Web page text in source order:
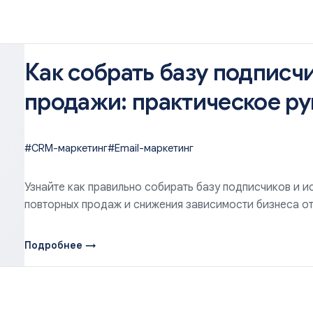
Как собрать базу
продажи: практическое
#CRM-маркетинг#Email-маркетинг
Узнайте как правильно собирать базу подписчиков и
повторных продаж и снижения зависимости бизнеса
Подробнее →